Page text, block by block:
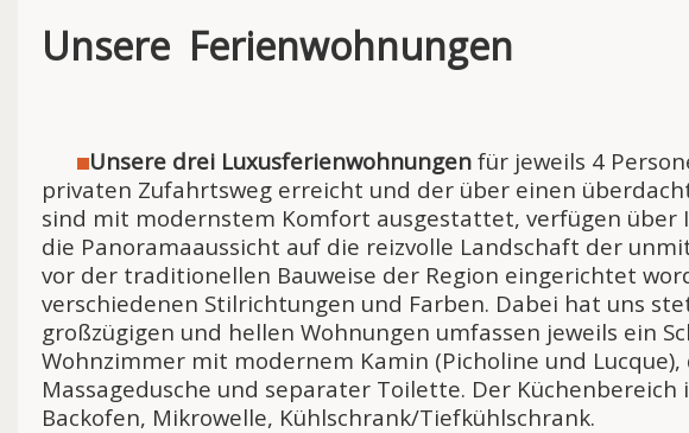
Unsere Ferienwohnungen
Unsere drei Luxusferienwohnungen für jeweils 4
privaten Zufahrtsweg erreicht und der über einen
sind mit modernstem Komfort ausgestattet, verfügen über
die Panoramaaussicht auf die reizvolle Landschaft der
vor der traditionellen Bauweise der Region eingerichtet
verschiedenen Stilrichtungen und Farben. Dabei hat uns
großzügigen und hellen Wohnungen umfassen jeweils ein
Wohnzimmer mit modernem Kamin (Picholine und
Massagedusche und separater Toilette. Der
Backofen, Mikrowelle, Kühlschrank/Tiefkühlschrank.